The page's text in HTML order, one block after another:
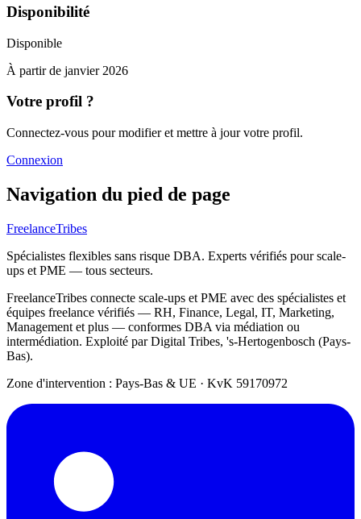
Disponibilité
Disponible
À partir de janvier 2026
Votre profil ?
Connectez-vous pour modifier et mettre à jour votre profil.
Connexion
Navigation du pied de page
FreelanceTribes
Spécialistes flexibles sans risque DBA. Experts vérifiés pour scale-
ups et PME — tous secteurs.
FreelanceTribes connecte scale-ups et PME avec des spécialistes et
équipes freelance vérifiés — RH, Finance, Legal, IT, Marketing,
Management et plus — conformes DBA via médiation ou
intermédiation. Exploité par Digital Tribes, 's-Hertogenbosch (Pays-
Bas).
Zone d'intervention : Pays-Bas & UE · KvK 59170972